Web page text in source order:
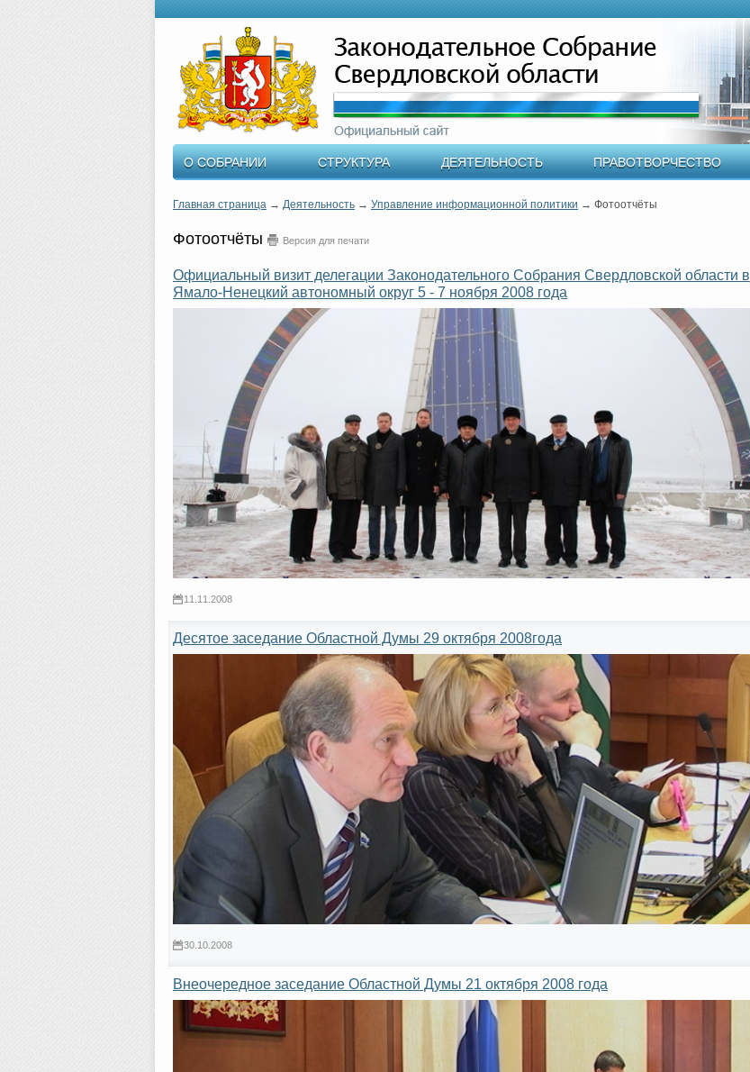
О СОБРАНИИ СТРУКТУРА ДЕЯТЕЛЬНОСТЬ ПРАВОТВОРЧЕСТВО
Главная страница → Деятельность → Управление информационной политики → Фотоотчёты
Фотоотчёты Версия для печати
Официальный визит делегации Законодательного Собрания Свердловской области в
Ямало-Ненецкий автономный округ 5 - 7 ноября 2008 года
11.11.2008
Десятое заседание Областной Думы 29 октября 2008года
30.10.2008
Внеочередное заседание Областной Думы 21 октября 2008 года